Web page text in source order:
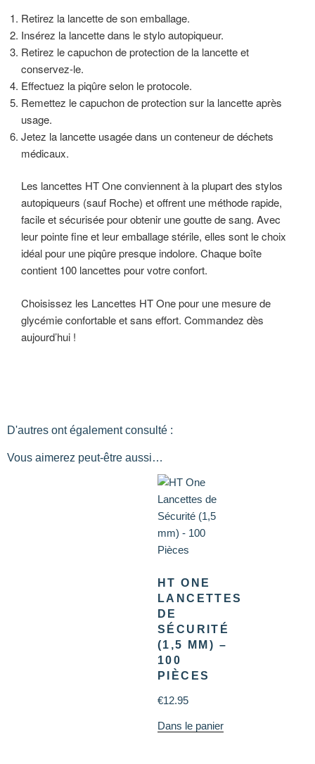
Retirez la lancette de son emballage.
Insérez la lancette dans le stylo autopiqueur.
Retirez le capuchon de protection de la lancette et
conservez-le.
Effectuez la piqûre selon le protocole.
Remettez le capuchon de protection sur la lancette après
usage.
Jetez la lancette usagée dans un conteneur de déchets
médicaux.
Les lancettes HT One conviennent à la plupart des stylos
autopiqueurs (sauf Roche) et offrent une méthode rapide,
facile et sécurisée pour obtenir une goutte de sang. Avec
leur pointe fine et leur emballage stérile, elles sont le choix
idéal pour une piqûre presque indolore. Chaque boîte
contient 100 lancettes pour votre confort.
Choisissez les Lancettes HT One pour une mesure de
glycémie confortable et sans effort. Commandez dès
aujourd’hui !
D'autres ont également consulté :
Vous aimerez peut-être aussi…
HT ONE
LANCETTES
DE
SÉCURITÉ
(1,5 MM) –
100
PIÈCES
€12.95
Dans le panier